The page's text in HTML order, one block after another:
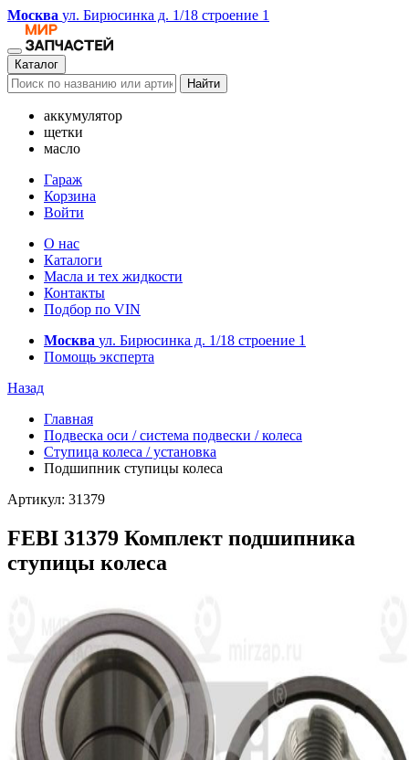
Москва ул. Бирюсинка д. 1/18 строение 1
Каталог
Найти
аккумулятор
щетки
масло
Гараж
Корзина
Войти
О нас
Каталоги
Масла и тех жидкости
Контакты
Подбор по VIN
Москва ул. Бирюсинка д. 1/18 строение 1
Помощь эксперта
Назад
Главная
Подвеска оси / система подвески / колеса
Ступица колеса / установка
Подшипник ступицы колеса
Артикул: 31379
FEBI 31379 Комплект подшипника
ступицы колеса